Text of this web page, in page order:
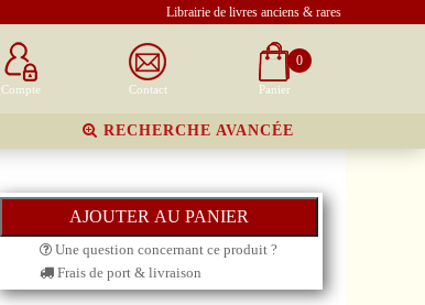
Librairie de livres anciens & rares
Compte Contact
0
Panier
RECHERCHE AVANCÉE
Une question concernant ce produit ?
Frais de port & livraison